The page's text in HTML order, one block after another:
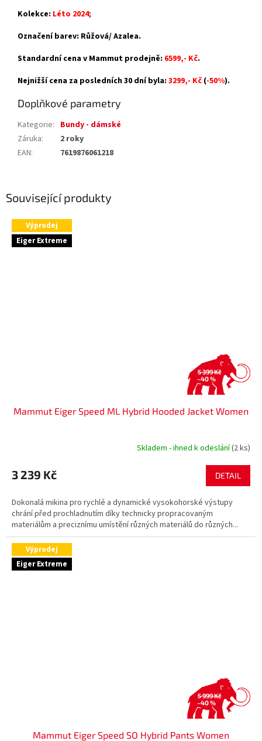
Související produkty
Výprodej
Eiger Extreme
5 399 Kč
–40 %
Mammut Eiger Speed ML Hybrid Hooded Jacket Women
Skladem - ihned k odeslání(2 ks)
3 239 Kč DETAIL
Dokonalá mikina pro rychlé a dynamické vysokohorské výstupy
chrání před prochladnutím díky technicky propracovaným
materiálům a preciznímu umístění různých materiálů do různých...
Výprodej
Eiger Extreme
5 999 Kč
–40 %
Mammut Eiger Speed SO Hybrid Pants Women
Kolekce: Léto 2024;
Označení barev: Růžová/ Azalea.
Standardní cena v Mammut prodejně: 6599,- Kč.
Nejnižší cena za posledních 30 dní byla: 3299,- Kč (-50%).
Doplňkové parametry
Kategorie: Bundy - dámské
Záruka:
2 roky
EAN: 7619876061218